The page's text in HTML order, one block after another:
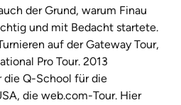
der Grund, warum Finau
und mit Bedacht startete.
auf der Gateway Tour,
Pro Tour. 2013
die Q-School für die
die web.com-Tour. Hier